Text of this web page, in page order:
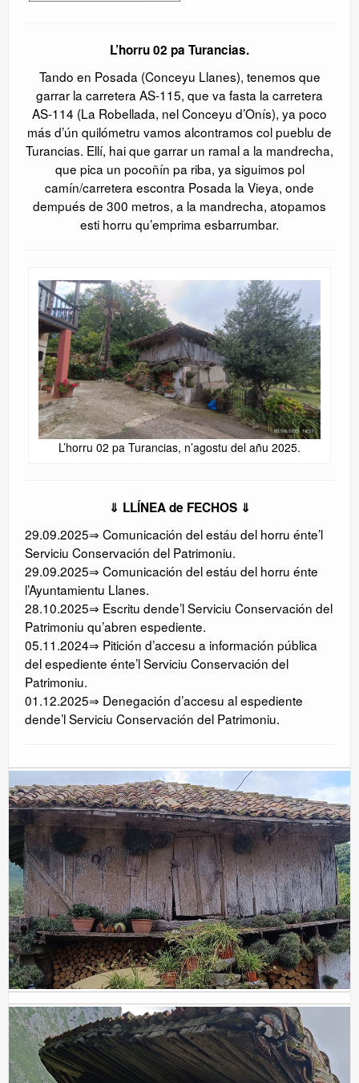
L’horru 02 pa Turancias.
Tando en Posada (Conceyu Llanes), tenemos que
garrar la carretera AS-115, que va fasta la carretera
AS-114 (La Robellada, nel Conceyu d’Onís), ya poco
más d’ún quilómetru vamos alcontramos col pueblu de
Turancias. Ellí, hai que garrar un ramal a la mandrecha,
que pica un pocoñín pa riba, ya siguimos pol
camín/carretera escontra Posada la Vieya, onde
dempués de 300 metros, a la mandrecha, atopamos
esti horru qu’emprima esbarrumbar.
L’horru 02 pa Turancias, n’agostu del añu 2025.
⇓ LLÍNEA de FECHOS ⇓
29.09.2025⇒ Comunicación del estáu del horru énte’l
Serviciu Conservación del Patrimoniu.
29.09.2025⇒ Comunicación del estáu del horru énte
l’Ayuntamientu Llanes.
28.10.2025⇒ Escritu dende’l Serviciu Conservación del
Patrimoniu qu’abren espediente.
05.11.2024⇒ Pitición d’accesu a información pública
del espediente énte’l Serviciu Conservación del
Patrimoniu.
01.12.2025⇒ Denegación d’accesu al espediente
dende’l Serviciu Conservación del Patrimoniu.